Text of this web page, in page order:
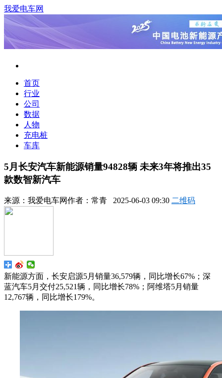
我爱电车网
首页
行业
公司
数据
人物
充电桩
车库
5月长安汽车新能源销量94828辆 未来3年将推出35
款数智新汽车
来源： 我爱电车网作者： 常青 2025-06-03 09:30 二维码
新能源方面，长安启源5月销量36,579辆，同比增长67%；深
蓝汽车5月交付25,521辆，同比增长78%；阿维塔5月销量
12,767辆，同比增长179%。